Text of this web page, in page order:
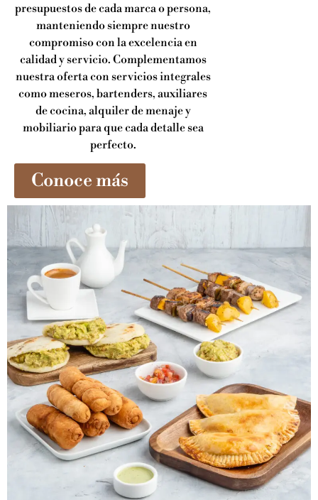
presupuestos de cada marca o persona,
manteniendo siempre nuestro
compromiso con la excelencia en
calidad y servicio. Complementamos
nuestra oferta con servicios integrales
como meseros, bartenders, auxiliares
de cocina, alquiler de menaje y
mobiliario para que cada detalle sea
perfecto.
Conoce más